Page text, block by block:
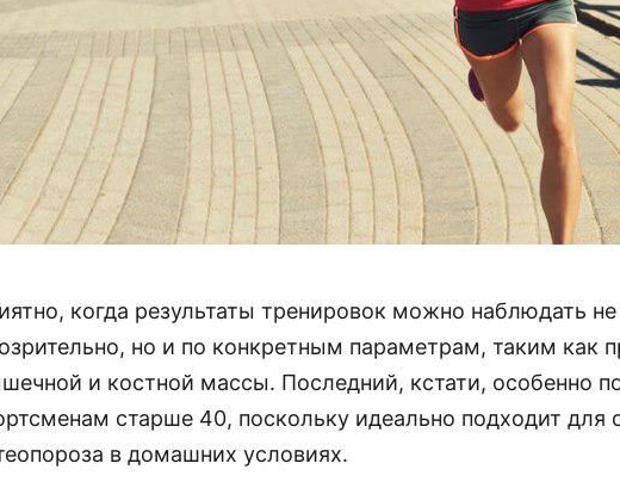
когда результаты тренировок можно наблюдать не
но и по конкретным параметрам, таким как
и костной массы. Последний, кстати, особенно
старше 40, поскольку идеально подходит для
в домашних условиях.